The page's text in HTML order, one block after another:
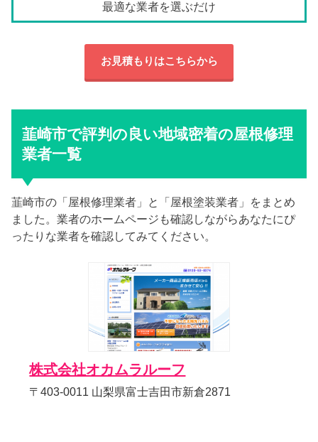
最適な業者を選ぶだけ
お見積もりはこちらから
韮崎市で評判の良い地域密着の屋根修理
業者一覧
韮崎市の「屋根修理業者」と「屋根塗装業者」をまとめ
ました。業者のホームページも確認しながらあなたにぴ
ったりな業者を確認してみてください。
株式会社オカムラルーフ
〒403-0011 山梨県富士吉田市新倉2871